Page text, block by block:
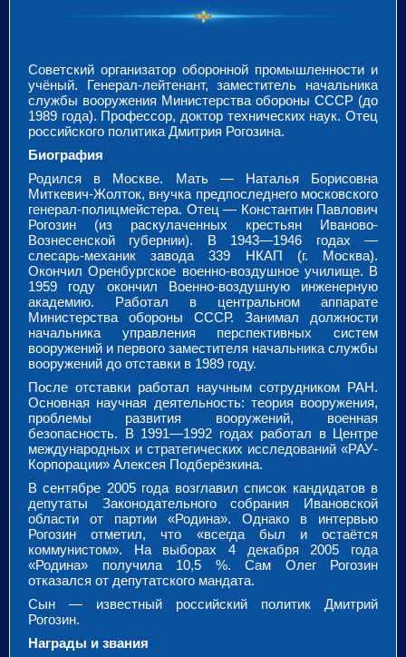
Советский организатор оборонной промышленности и
учёный. Генерал-лейтенант, заместитель начальника
службы вооружения Министерства обороны СССР (до
1989 года). Профессор, доктор технических наук. Отец
российского политика Дмитрия Рогозина.
Биография
Родился в Москве. Мать — Наталья Борисовна
Миткевич-Жолток, внучка предпоследнего московского
генерал-полицмейстера. Отец — Константин Павлович
Рогозин (из раскулаченных крестьян Иваново-
Вознесенской губернии). В 1943—1946 годах —
слесарь-механик завода 339 НКАП (г. Москва).
Окончил Оренбургское военно-воздушное училище. В
1959 году окончил Военно-воздушную инженерную
академию. Работал в центральном аппарате
Министерства обороны СССР. Занимал должности
начальника управления перспективных систем
вооружений и первого заместителя начальника службы
вооружений до отставки в 1989 году.
После отставки работал научным сотрудником РАН.
Основная научная деятельность: теория вооружения,
проблемы развития вооружений, военная
безопасность. В 1991—1992 годах работал в Центре
международных и стратегических исследований «РАУ-
Корпорации» Алексея Подберёзкина.
В сентябре 2005 года возглавил список кандидатов в
депутаты Законодательного собрания Ивановской
области от партии «Родина». Однако в интервью
Рогозин отметил, что «всегда был и остаётся
коммунистом». На выборах 4 декабря 2005 года
«Родина» получила 10,5 %. Сам Олег Рогозин
отказался от депутатского мандата.
Сын — известный российский политик Дмитрий
Рогозин.
Награды и звания